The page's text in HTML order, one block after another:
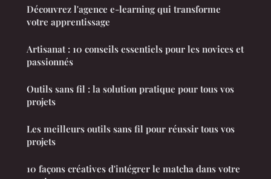
Découvrez l'agence e-learning qui transforme
votre apprentissage
Artisanat : 10 conseils essentiels pour les novices et
passionnés
Outils sans fil : la solution pratique pour tous vos
projets
Les meilleurs outils sans fil pour réussir tous vos
projets
10 façons créatives d'intégrer le matcha dans votre